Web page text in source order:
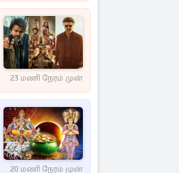
23 மணி நேரம் முன்
20 மணி நேரம் முன்